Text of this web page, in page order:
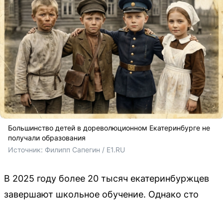
Большинство детей в дореволюционном Екатеринбурге не
получали образования
Источник: Филипп Сапегин / E1.RU
В 2025 году более 20 тысяч екатеринбуржцев
завершают школьное обучение. Однако сто